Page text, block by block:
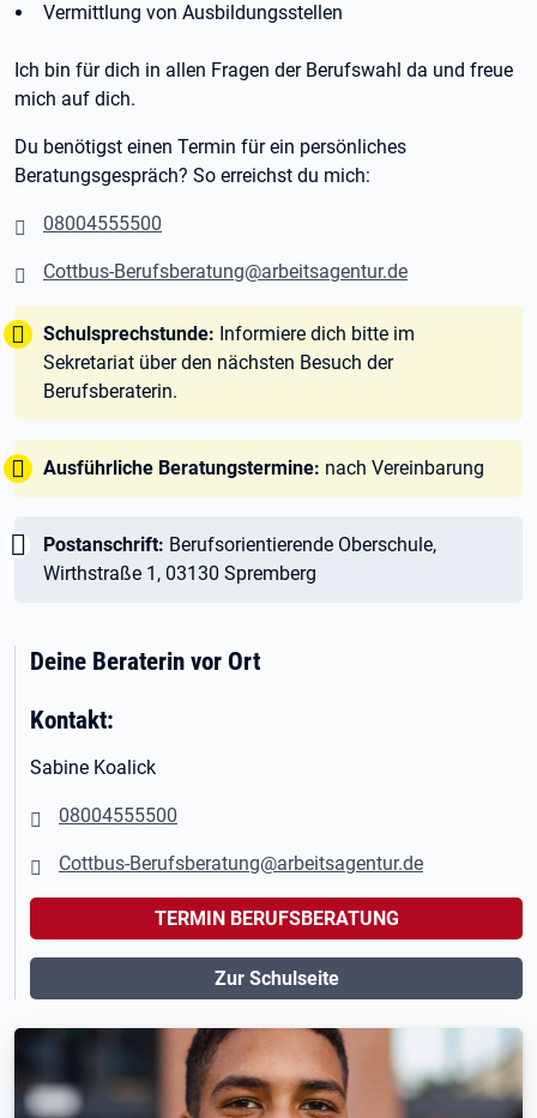
Vermittlung von Ausbildungsstellen
Ich bin für dich in allen Fragen der Berufswahl da und freue
mich auf dich.
Du benötigst einen Termin für ein persönliches
Beratungsgespräch? So erreichst du mich:
08004555500
Cottbus-Berufsberatung@arbeitsagentur.de
Tipp:
Schulsprechstunde: Informiere dich bitte im
Sekretariat über den nächsten Besuch der
Berufsberaterin.
Tipp:
Ausführliche Beratungstermine: nach Vereinbarung
Wichtig:
Postanschrift: Berufsorientierende Oberschule,
Wirthstraße 1, 03130 Spremberg
Deine Beraterin vor Ort
Kontakt:
Sabine Koalick
08004555500
Cottbus-Berufsberatung@arbeitsagentur.de
TERMIN BERUFSBERATUNG
Zur Schulseite